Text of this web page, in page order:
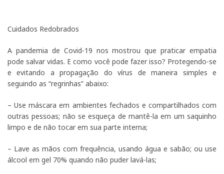
Cuidados Redobrados
A pandemia de Covid-19 nos mostrou que praticar empatia
pode salvar vidas. E como você pode fazer isso? Protegendo-se
e evitando a propagação do vírus de maneira simples e
seguindo as “regrinhas” abaixo:
– Use máscara em ambientes fechados e compartilhados com
outras pessoas; não se esqueça de mantê-la em um saquinho
limpo e de não tocar em sua parte interna;
– Lave as mãos com frequência, usando água e sabão; ou use
álcool em gel 70% quando não puder lavá-las;